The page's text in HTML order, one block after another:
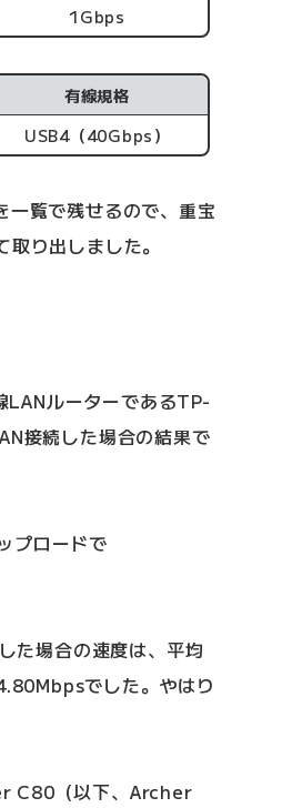
1Gbps
有線規格
USB4（40Gbps）
覧で残せるので、重宝
り出しました。
LANルーターであるTP-
接続した場合の結果で
プロードで
た場合の速度は、平均
でした。やはり
C80（以下、Archer